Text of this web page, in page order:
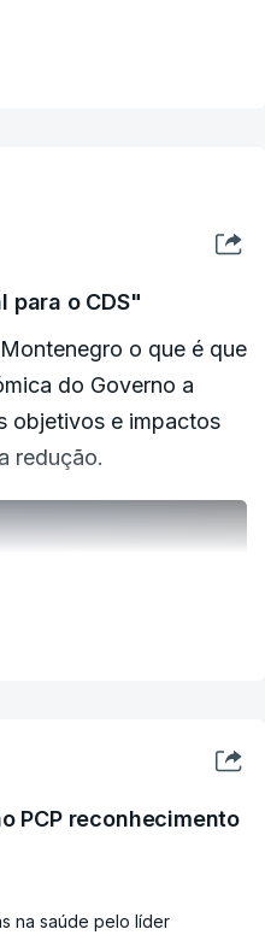
as nossas
prefere dar
em vez de aumentar
onerar o orçamento
para o CDS"
o que é que
do Governo a
objetivos e impactos
redução.
PCP reconhecimento
na saúde pelo líder